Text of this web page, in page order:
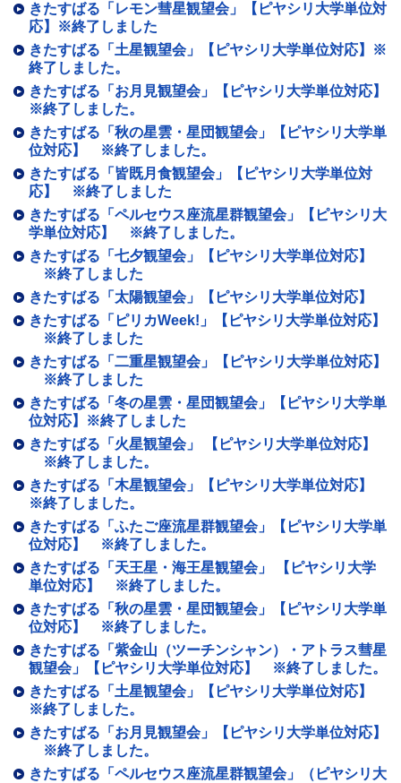
きたすばる「レモン彗星観望会」【ピヤシリ大学単位対
応】※終了しました
きたすばる「土星観望会」【ピヤシリ大学単位対応】※
終了しました。
きたすばる「お月見観望会」【ピヤシリ大学単位対応】
※終了しました。
きたすばる「秋の星雲・星団観望会」【ピヤシリ大学単
位対応】 ※終了しました。
きたすばる「皆既月食観望会」【ピヤシリ大学単位対
応】 ※終了しました
きたすばる「ペルセウス座流星群観望会」【ピヤシリ大
学単位対応】 ※終了しました。
きたすばる「七夕観望会」【ピヤシリ大学単位対応】
※終了しました
きたすばる「太陽観望会」【ピヤシリ大学単位対応】
きたすばる「ピリカWeek!」【ピヤシリ大学単位対応】
※終了しました
きたすばる「二重星観望会」【ピヤシリ大学単位対応】
※終了しました
きたすばる「冬の星雲・星団観望会」【ピヤシリ大学単
位対応】※終了しました
きたすばる「火星観望会」 【ピヤシリ大学単位対応】
※終了しました。
きたすばる「木星観望会」【ピヤシリ大学単位対応】
※終了しました。
きたすばる「ふたご座流星群観望会」【ピヤシリ大学単
位対応】 ※終了しました。
きたすばる「天王星・海王星観望会」 【ピヤシリ大学
単位対応】 ※終了しました。
きたすばる「秋の星雲・星団観望会」【ピヤシリ大学単
位対応】 ※終了しました。
きたすばる「紫金山（ツーチンシャン）・アトラス彗星
観望会」【ピヤシリ大学単位対応】 ※終了しました。
きたすばる「土星観望会」【ピヤシリ大学単位対応】
※終了しました。
きたすばる「お月見観望会」【ピヤシリ大学単位対応】
※終了しました。
きたすばる「ペルセウス座流星群観望会」（ピヤシリ大